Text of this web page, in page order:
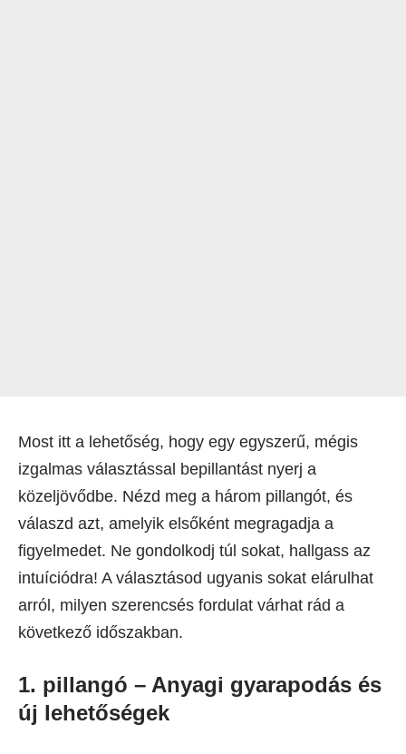
Most itt a lehetőség, hogy egy egyszerű, mégis
izgalmas választással bepillantást nyerj a
közeljövődbe. Nézd meg a három pillangót, és
válaszd azt, amelyik elsőként megragadja a
figyelmedet. Ne gondolkodj túl sokat, hallgass az
intuíciódra! A választásod ugyanis sokat elárulhat
arról, milyen szerencsés fordulat várhat rád a
következő időszakban.
1. pillangó – Anyagi gyarapodás és
új lehetőségek